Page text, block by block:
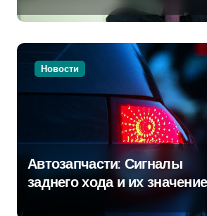
Новости
Автозапчасти: Сигналы
заднего хода и их значение
для безопасности на дороге